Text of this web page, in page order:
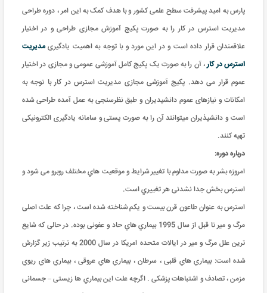
پارس به امید پیشرفت سطح علمی کشور و با هدف کمک به این امر ، دوره طراحی
مدیریت استرس در کار را به صورت پکیج آموزش مجازی طراحی و در اختیار
علاقمندان قرار داده است و در این مورد و با توجه به اهمیت یادگیریمدیریت
استرس در کار، آن را به صورت یک پکیج کامل آموزشی عمومی و مجازی در اختیار
عموم قرار می دهد. پکیج آموزشی مجازی مدیریت استرس در کار با توجه به
امکانات و نیازهای عموم دانشپدیران و طبق نظرسنجی به عمل آمده طراحی شده
است و دانشپذیران میتوانند آن را به صورت پستی و سامانه یادگیری الکترونیکی
تهیه کنند.
درباره دوره:
امروزه بشر به صورت مداوم با تغییر شرایط و موقعیت هاي مختلف روبرو می شود و
استرس بخش جدا نشدنی هر تغییري است.
استرس به عنوان طاعون قرن بیست و یکم شناخته شده است ، چرا که علت اصلی
مرگ و میر تا قبل از سال 1995 بیماري هاي حاد و عفونی بوده. در حالی که شایع
ترین علل مرگ و میر در ایالات متحده امریکا در سال 2000 به ترتیب زیر گزارش
شده است: بیماري هاي قلبی ، سرطان ، بیماري هاي عروقی ، بیماري هاي ریوي
مزمن ، تصادف و اشتباهات پزشکی . اگرچه علت این بیماري ها زیستی – جسمانی